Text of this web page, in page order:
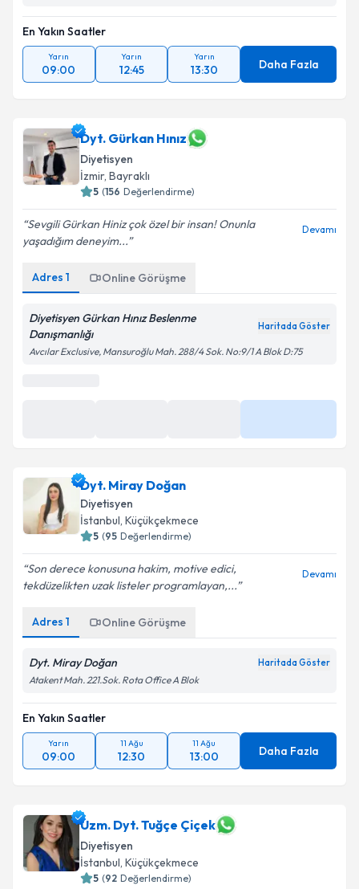
En Yakın Saatler
Yarın
09:00
Yarın
12:45
Yarın
13:30 Daha Fazla
Dyt. Gürkan Hınız
Diyetisyen
İzmir, Bayraklı
5 (156 Değerlendirme)
Sevgili Gürkan Hiniz çok özel bir insan! Onunla
yaşadığım deneyim...
Devamı
Adres 1 Online Görüşme
Diyetisyen Gürkan Hınız Beslenme
Danışmanlığı
Haritada Göster
Avcılar Exclusive, Mansuroğlu Mah. 288/4 Sok. No:9/1 A Blok D:75
Dyt. Miray Doğan
Diyetisyen
İstanbul,Küçükçekmece
( Değerlendirme)
Son derece konusuna hakim, motive edici,
tekdüzelikten uzak listeler programlayan,...
Adres 1 Online Görüşme
Dyt. Miray Doğan
En Yakın Saatler
Yarın
09:00
11 Ağu
12:30
11 Ağu
13:00 Daha Fazla
Uzm. Dyt. Tuğçe Çiçek
Diyetisyen
İstanbul,Küçükçekmece